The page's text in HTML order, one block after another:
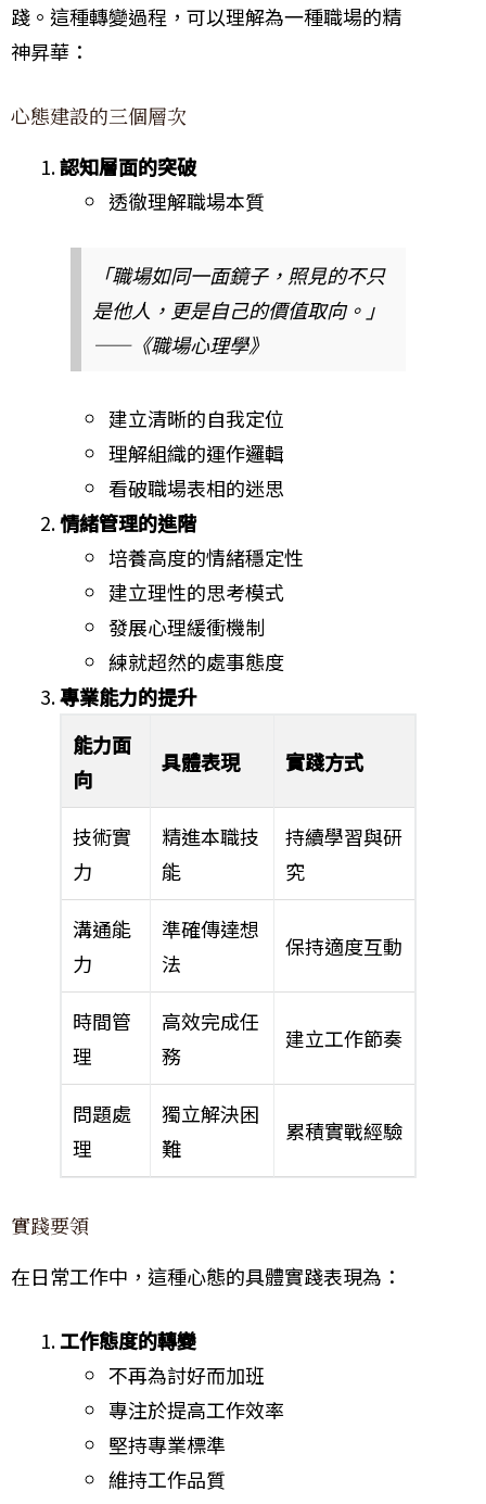
踐。這種轉變過程，可以理解為一種職場的精
神昇華：
心態建設的三個層次
認知層面的突破
透徹理解職場本質
「職場如同一面鏡子，照見的不只
是他人，更是自己的價值取向。」
——《職場心理學》
建立清晰的自我定位
理解組織的運作邏輯
看破職場表相的迷思
情緒管理的進階
培養高度的情緒穩定性
建立理性的思考模式
發展心理緩衝機制
練就超然的處事態度
專業能力的提升
能力面
向
具體表現 實踐方式
技術實
力
精進本職技
能
持續學習與研
究
溝通能
力
準確傳達想
法
保持適度互動
時間管
理
高效完成任
務
建立工作節奏
問題處
理
獨立解決困
難
累積實戰經驗
實踐要領
在日常工作中，這種心態的具體實踐表現為：
工作態度的轉變
不再為討好而加班
專注於提高工作效率
堅持專業標準
維持工作品質